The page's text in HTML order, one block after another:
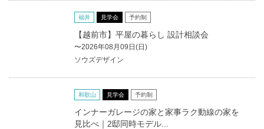
福井 見学会 予約制
【越前市】平屋の暮らし 設計相談会
〜2026年08月09日(日)
ソウズデザイン
和歌山 見学会 予約制
インナーガレージの家と家事ラク動線の家を
見比べ｜2邸同時モデル...